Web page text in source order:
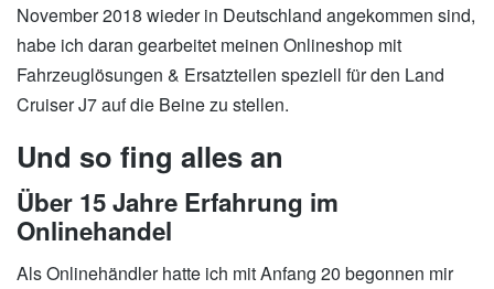
November 2018 wieder in Deutschland angekommen sind,
habe ich daran gearbeitet meinen Onlineshop mit
Fahrzeuglösungen & Ersatzteilen speziell für den Land
Cruiser J7 auf die Beine zu stellen.
Und so fing alles an
Über 15 Jahre Erfahrung im
Onlinehandel
Als Onlinehändler hatte ich mit Anfang 20 begonnen mir